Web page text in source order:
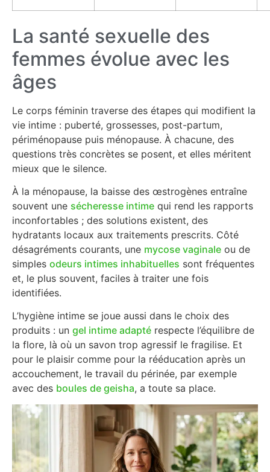
La santé sexuelle des
femmes évolue avec les
âges
Le corps féminin traverse des étapes qui modifient la
vie intime : puberté, grossesses, post-partum,
périménopause puis ménopause. À chacune, des
questions très concrètes se posent, et elles méritent
mieux que le silence.
À la ménopause, la baisse des œstrogènes entraîne
souvent une sécheresse intime qui rend les rapports
inconfortables ; des solutions existent, des
hydratants locaux aux traitements prescrits. Côté
désagréments courants, une mycose vaginale ou de
simples odeurs intimes inhabituelles sont fréquentes
et, le plus souvent, faciles à traiter une fois
identifiées.
L’hygiène intime se joue aussi dans le choix des
produits : un gel intime adapté respecte l’équilibre de
la flore, là où un savon trop agressif le fragilise. Et
pour le plaisir comme pour la rééducation après un
accouchement, le travail du périnée, par exemple
avec des boules de geisha, a toute sa place.